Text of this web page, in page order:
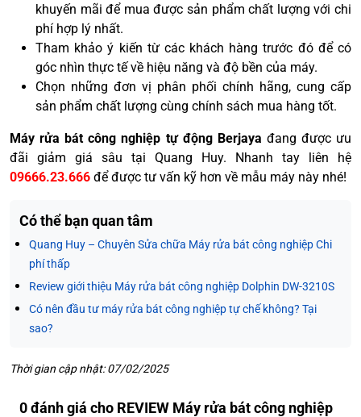
khuyến mãi để mua được sản phẩm chất lượng với chi
phí hợp lý nhất.
Tham khảo ý kiến từ các khách hàng trước đó để có
góc nhìn thực tế về hiệu năng và độ bền của máy.
Chọn những đơn vị phân phối chính hãng, cung cấp
sản phẩm chất lượng cùng chính sách mua hàng tốt.
Máy rửa bát công nghiệp tự động Berjaya đang được ưu
đãi giảm giá sâu tại Quang Huy. Nhanh tay liên hệ
09666.23.666 để được tư vấn kỹ hơn về mẫu máy này nhé!
Có thể bạn quan tâm
Quang Huy – Chuyên Sửa chữa Máy rửa bát công nghiệp Chi
phí thấp
Review giới thiệu Máy rửa bát công nghiệp Dolphin DW-3210S
Có nên đầu tư máy rửa bát công nghiệp tự chế không? Tại
sao?
Thời gian cập nhật: 07/02/2025
0 đánh giá cho REVIEW Máy rửa bát công nghiệp